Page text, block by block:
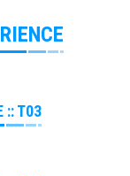
:: T03